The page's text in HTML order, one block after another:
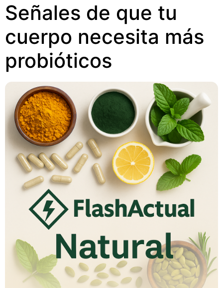
Señales de que tu
cuerpo necesita más
probióticos